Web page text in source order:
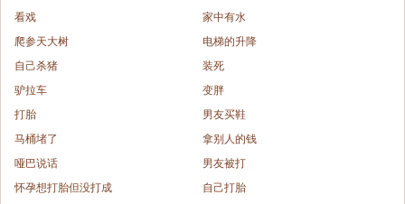
看戏
家中有水
爬参天大树
电梯的升降
自己杀猪
装死
驴拉车
变胖
打胎
男友买鞋
马桶堵了
拿别人的钱
哑巴说话
男友被打
怀孕想打胎但没打成
自己打胎